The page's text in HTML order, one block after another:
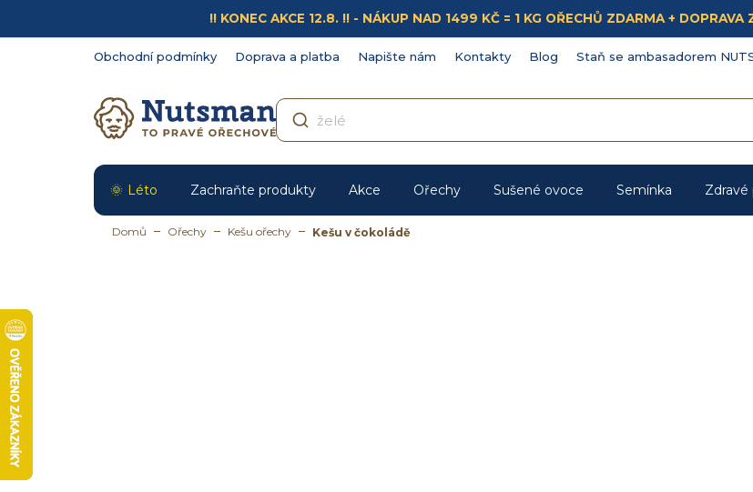
obsah
!! KONEC AKCE 12.8. !! - NÁKUP NAD 1499 KČ = 1 KG OŘECHŮ ZDARMA + DOPRAVA
Obchodní podmínky Doprava a platba Napište nám Kontakty Blog Staň se ambasadorem
Léto Zachraňte produkty Akce Ořechy Sušené ovoce Semínka Zdravé
Domů Ořechy Kešu ořechy Kešu v čokoládě